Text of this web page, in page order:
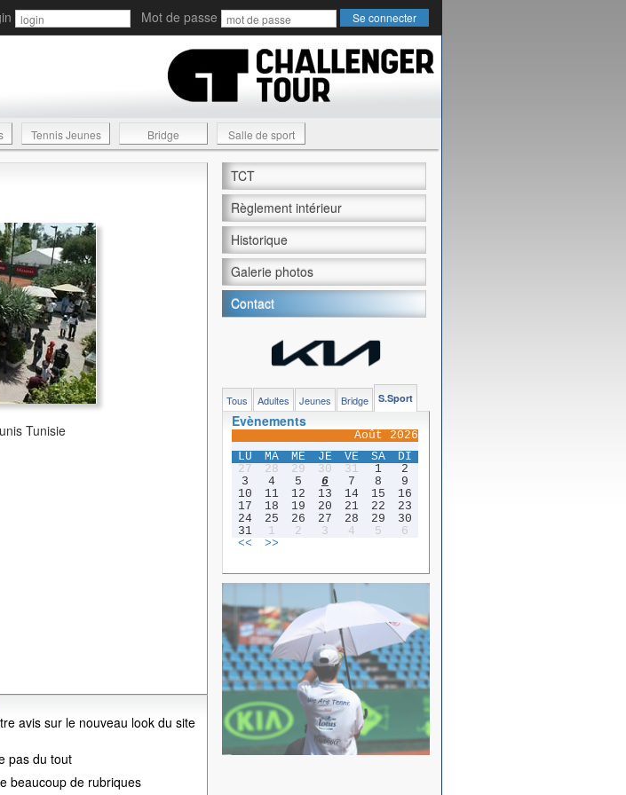
Mot de passe
Tennis Jeunes Bridge Salle de sport
Tunisie
avis sur le nouveau look du site
pas du tout
beaucoup de rubriques
TCT
Règlement intérieur
Historique
Galerie photos
Contact
Tous Adultes Jeunes Bridge S.Sport
Evènements
Août 2026
LU
MA ME JE VE SA
DI
27
28 29 30 31 1
2
3
4 5 6 7 8
9
10
11 12 13 14 15
16
17
18 19 20 21 22
23
24
25 26 27 28 29
30
31
1 2 3 4 5
6
<<
>>